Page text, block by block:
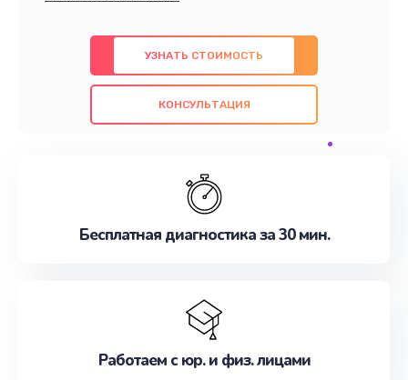
предлагаем быстрый и качественный ремонт с
использованием оригинальных компонентов, а
также гарантируем качество всех
проведенных работ. Наша цель - предоставить
наилучшим образом. Не медлите записаться на
УЗНАТЬ СТОИМОСТЬ
КОНСУЛЬТАЦИЯ
Бесплатная диагностика за 30 мин.
Работаем с юр. и физ. лицами